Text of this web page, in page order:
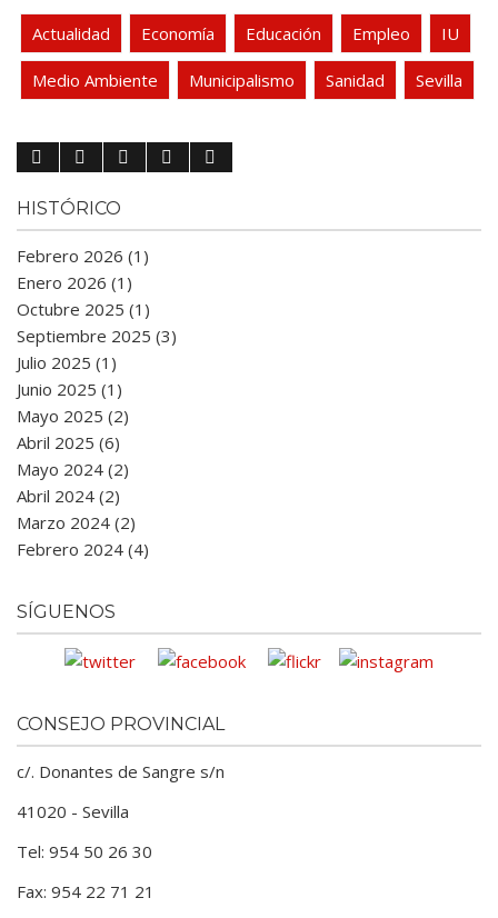
Actualidad Economía Educación Empleo IU
Medio Ambiente Municipalismo Sanidad Sevilla
HISTÓRICO
Febrero 2026 (1)
Enero 2026 (1)
Octubre 2025 (1)
Septiembre 2025 (3)
Julio 2025 (1)
Junio 2025 (1)
Mayo 2025 (2)
Abril 2025 (6)
Mayo 2024 (2)
Abril 2024 (2)
Marzo 2024 (2)
Febrero 2024 (4)
SÍGUENOS
CONSEJO PROVINCIAL
c/. Donantes de Sangre s/n
41020 - Sevilla
Tel: 954 50 26 30
Fax: 954 22 71 21